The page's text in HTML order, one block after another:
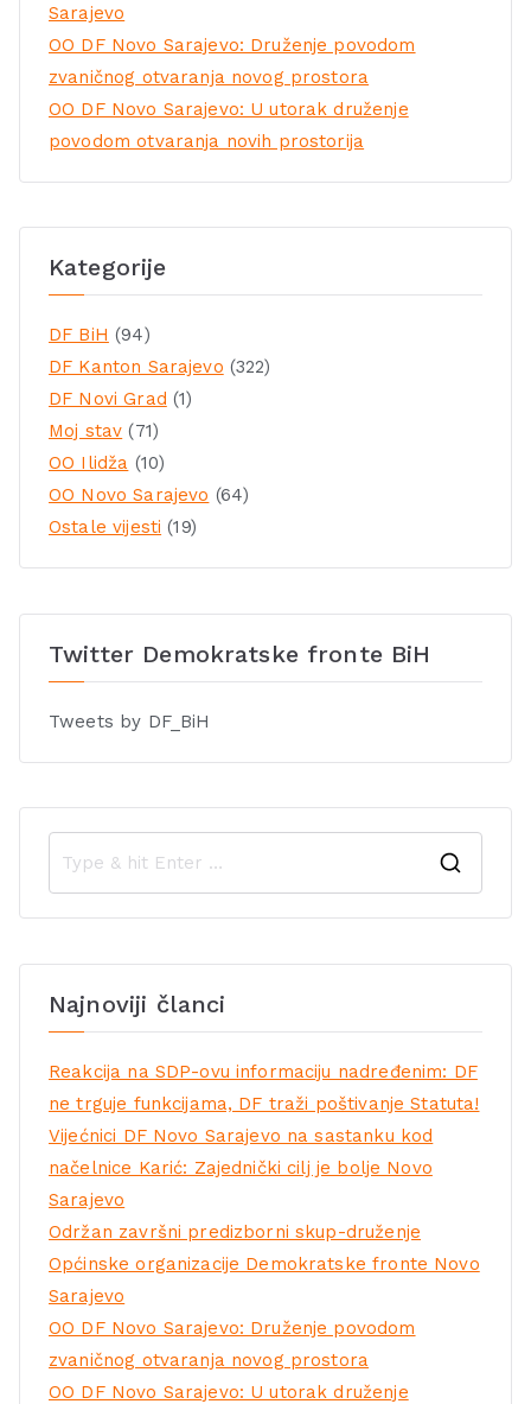
Sarajevo
OO DF Novo Sarajevo: Druženje povodom
zvaničnog otvaranja novog prostora
OO DF Novo Sarajevo: U utorak druženje
povodom otvaranja novih prostorija
Kategorije
DF BiH (94)
DF Kanton Sarajevo (322)
DF Novi Grad (1)
Moj stav (71)
OO Ilidža (10)
OO Novo Sarajevo (64)
Ostale vijesti (19)
Twitter Demokratske fronte BiH
Tweets by DF_BiH
Najnoviji članci
Reakcija na SDP-ovu informaciju nadređenim: DF
ne trguje funkcijama, DF traži poštivanje Statuta!
Vijećnici DF Novo Sarajevo na sastanku kod
načelnice Karić: Zajednički cilj je bolje Novo
Sarajevo
Održan završni predizborni skup-druženje
Općinske organizacije Demokratske fronte Novo
Sarajevo
OO DF Novo Sarajevo: Druženje povodom
zvaničnog otvaranja novog prostora
OO DF Novo Sarajevo: U utorak druženje